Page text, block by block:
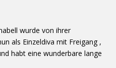
wurde von ihrer
als Einzeldiva mit Freigang ,
habt eine wunderbare lange